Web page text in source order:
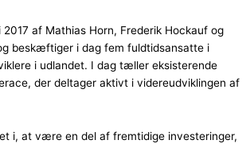
af Mathias Horn, Frederik Hockauf og
beskæftiger i dag fem fuldtidsansatte i
i udlandet. I dag tæller eksisterende
der deltager aktivt i videreudviklingen af
i, at være en del af fremtidige investeringer,